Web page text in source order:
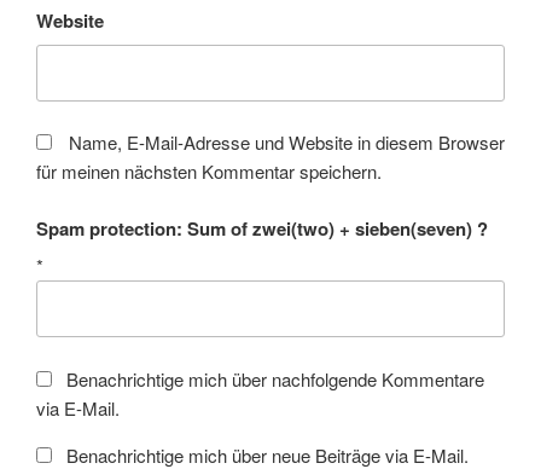
Website
Name, E-Mail-Adresse und Website in diesem Browser
für meinen nächsten Kommentar speichern.
Spam protection: Sum of zwei(two) + sieben(seven) ?
*
Benachrichtige mich über nachfolgende Kommentare
via E-Mail.
Benachrichtige mich über neue Beiträge via E-Mail.